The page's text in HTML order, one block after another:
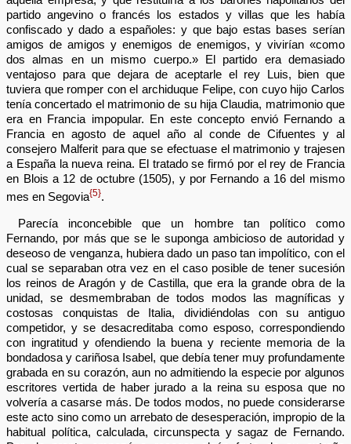
partido angevino o francés los estados y villas que les había
confiscado y dado a españoles: y que bajo estas bases serían
amigos de amigos y enemigos de enemigos, y vivirían «como
dos almas en un mismo cuerpo.» El partido era demasiado
ventajoso para que dejara de aceptarle el rey Luis, bien que
tuviera que romper con el archiduque Felipe, con cuyo hijo Carlos
tenía concertado el matrimonio de su hija Claudia, matrimonio que
era en Francia impopular. En este concepto envió Fernando a
Francia en agosto de aquel año al conde de Cifuentes y al
consejero Malferit para que se efectuase el matrimonio y trajesen
a España la nueva reina. El tratado se firmó por el rey de Francia
en Blois a 12 de octubre (1505), y por Fernando a 16 del mismo
mes en Segovia{5}.
Parecía inconcebible que un hombre tan político como
Fernando, por más que se le suponga ambicioso de autoridad y
deseoso de venganza, hubiera dado un paso tan impolítico, con el
cual se separaban otra vez en el caso posible de tener sucesión
los reinos de Aragón y de Castilla, que era la grande obra de la
unidad, se desmembraban de todos modos las magníficas y
costosas conquistas de Italia, dividiéndolas con su antiguo
competidor, y se desacreditaba como esposo, correspondiendo
con ingratitud y ofendiendo la buena y reciente memoria de la
bondadosa y cariñosa Isabel, que debía tener muy profundamente
grabada en su corazón, aun no admitiendo la especie por algunos
escritores vertida de haber jurado a la reina su esposa que no
volvería a casarse más. De todos modos, no puede considerarse
este acto sino como un arrebato de desesperación, impropio de la
habitual política, calculada, circunspecta y sagaz de Fernando.